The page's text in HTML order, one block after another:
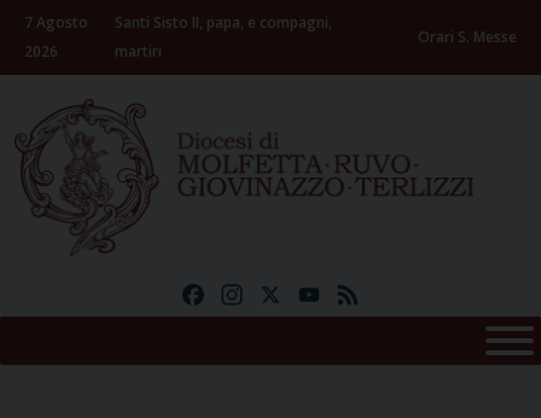
Skip
content
7 Agosto
2026
Santi Sisto II, papa, e compagni,
martiri
Orari S. Messe
FacebookInstagramYouTube